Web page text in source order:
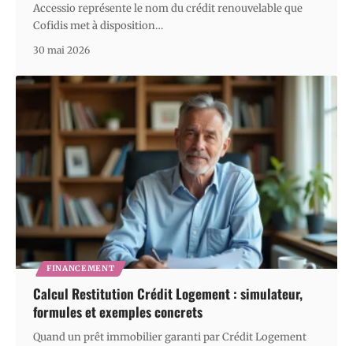
Accessio représente le nom du crédit renouvelable que
Cofidis met à disposition…
30 mai 2026
FINANCEMENT
Calcul Restitution Crédit Logement : simulateur,
formules et exemples concrets
Quand un prêt immobilier garanti par Crédit Logement